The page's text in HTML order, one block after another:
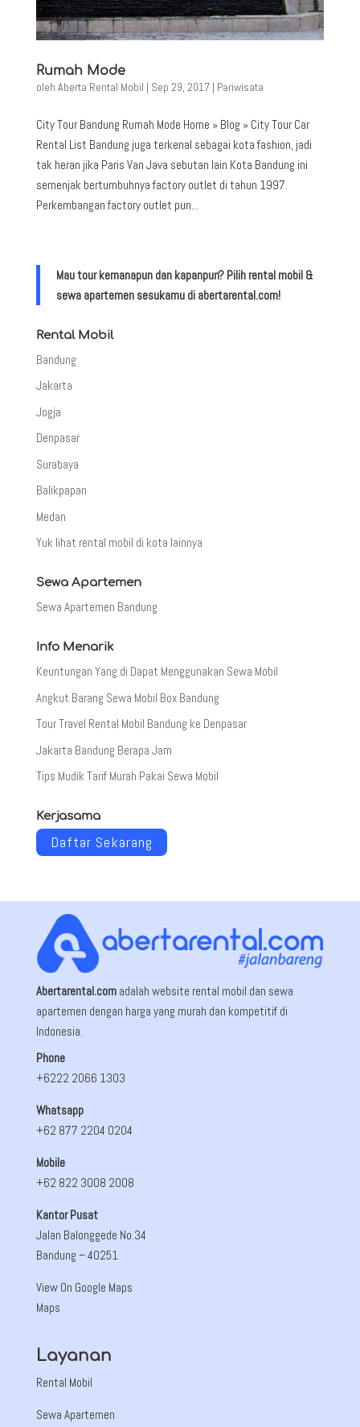
Rumah Mode
oleh Aberta Rental Mobil | Sep 29, 2017| Pariwisata
City Tour Bandung Rumah Mode Home » Blog » City Tour Car
Rental List Bandung juga terkenal sebagai kota fashion, jadi
tak heran jika Paris Van Java sebutan lain Kota Bandung ini
semenjak bertumbuhnya factory outlet di tahun 1997.
Perkembangan factory outlet pun...
Mau tour kemanapun dan kapanpun? Pilih rental mobil &
sewa apartemen sesukamu di abertarental.com!
Rental Mobil
Bandung
Jakarta
Jogja
Denpasar
Surabaya
Balikpapan
Medan
Yuk lihat rental mobil di kota lainnya
Sewa Apartemen
Sewa Apartemen Bandung
Info Menarik
Keuntungan Yang di Dapat Menggunakan Sewa Mobil
Angkut Barang Sewa Mobil Box Bandung
Tour Travel Rental Mobil Bandung ke Denpasar
Jakarta Bandung Berapa Jam
Tips Mudik Tarif Murah Pakai Sewa Mobil
Kerjasama
Daftar Sekarang
Abertarental.comadalah website rental mobil dan sewa
apartemen dengan harga yang murah dan kompetitif di
Indonesia.
Phone
+6222 2066 1303
Whatsapp
+62 877 2204 0204
Mobile
+62 822 3008 2008
Kantor Pusat
Jalan Balonggede No.34
Bandung – 40251
View On Google Maps
Maps
Layanan
Rental Mobil
Sewa Apartemen